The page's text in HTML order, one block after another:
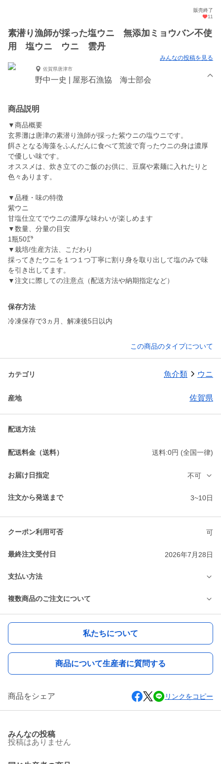
販売終了
11
素潜り漁師が採った塩ウニ 無添加ミョウバン不使
用 塩ウニ ウニ 雲丹
みんなの投稿を見る
佐賀県唐津市
野中一史 | 屋形石漁協 海士部会
商品説明
▼商品概要
玄界灘は唐津の素潜り漁師が採った紫ウニの塩ウニです。
餌さとなる海藻をふんだんに食べて荒波で育ったウニの身は濃厚
で優しい味です。
オススメは、炊き立てのご飯のお供に、豆腐や素麺に入れたりと
色々あります。
▼品種・味の特徴
紫ウニ
甘塩仕立てでウニの濃厚な味わいが楽しめます
▼数量、分量の目安
1瓶50㌘
▼栽培/生産方法、こだわり
採ってきたウニを１つ１つ丁寧に割り身を取り出して塩のみで味
を引き出してます。
▼注文に際しての注意点（配送方法や納期指定など）
保存方法
冷凍保存で3ヵ月、解凍後5日以内
この商品のタイプについて
カテゴリ 魚介類 ウニ
産地 佐賀県
配送方法
配送料金（送料） 送料:0円 (全国一律)
お届け日指定 不可
注文から発送まで 3~10日
クーポン利用可否 可
最終注文受付日 2026年7月28日
支払い方法
複数商品のご注文について
私たちについて
商品について生産者に質問する
商品をシェア リンクをコピー
みんなの投稿
投稿はありません